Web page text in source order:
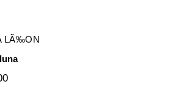
LÃ‰ON